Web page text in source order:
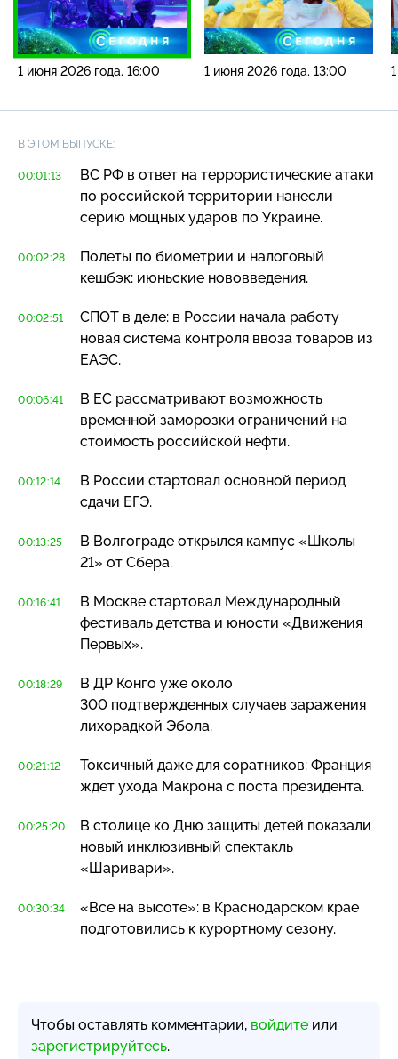
1 июня 2026 года. 16:00 1 июня 2026 года. 13:00
В ЭТОМ ВЫПУСКЕ:
00:01:13
ВС РФ в ответ на террористические атаки
по российской территории нанесли
серию мощных ударов по Украине.
00:02:28
Полеты по биометрии и налоговый
кешбэк: июньские нововведения.
00:02:51
СПОТ в деле: в России начала работу
новая система контроля ввоза товаров из
ЕАЭС.
00:06:41
В ЕС рассматривают возможность
временной заморозки ограничений на
стоимость российской нефти.
00:12:14
В России стартовал основной период
сдачи ЕГЭ.
00:13:25
В Волгограде открылся кампус «Школы
21» от Сбера.
00:16:41
В Москве стартовал Международный
фестиваль детства и юности «Движения
Первых».
00:18:29
В ДР Конго уже около
300 подтвержденных случаев заражения
лихорадкой Эбола.
00:21:12
Токсичный даже для соратников: Франция
ждет ухода Макрона с поста президента.
00:25:20
В столице ко Дню защиты детей показали
новый инклюзивный спектакль
«Шаривари».
00:30:34
«Все на высоте»: в Краснодарском крае
подготовились к курортному сезону.
Чтобы оставлять комментарии, войдите или
зарегистрируйтесь.